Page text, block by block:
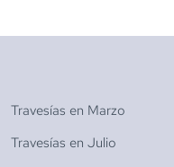
Travesías en Marzo
Travesías en Julio